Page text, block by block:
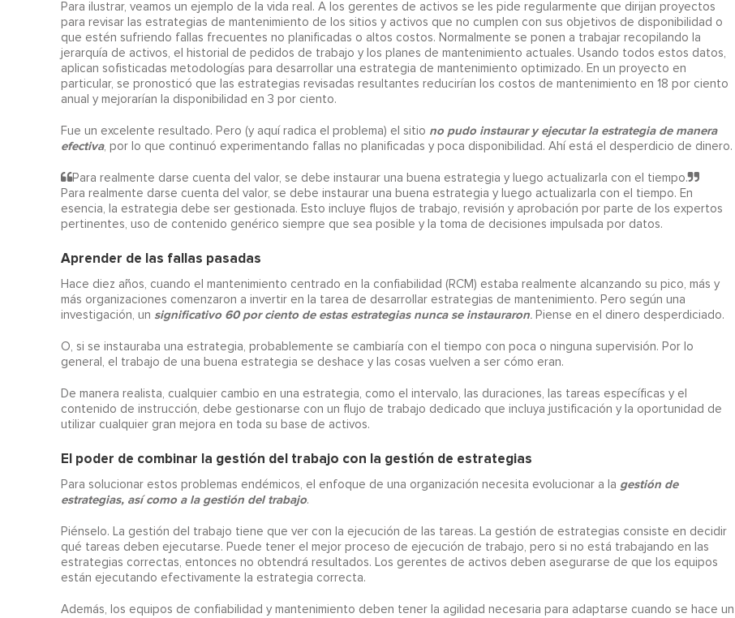
Para ilustrar, veamos un ejemplo de la vida real. A los gerentes de activos se les pide regularmente que dirijan proyectos
para revisar las estrategias de mantenimiento de los sitios y activos que no cumplen con sus objetivos de disponibilidad o
que estén sufriendo fallas frecuentes no planificadas o altos costos. Normalmente se ponen a trabajar recopilando la
jerarquía de activos, el historial de pedidos de trabajo y los planes de mantenimiento actuales. Usando todos estos datos,
aplican sofisticadas metodologías para desarrollar una estrategia de mantenimiento optimizado. En un proyecto en
particular, se pronosticó que las estrategias revisadas resultantes reducirían los costos de mantenimiento en 18 por ciento
anual y mejorarían la disponibilidad en 3 por ciento.
Fue un excelente resultado. Pero (y aquí radica el problema) el sitio no pudo instaurar y ejecutar la estrategia de manera
efectiva, por lo que continuó experimentando fallas no planificadas y poca disponibilidad. Ahí está el desperdicio de dinero.
Para realmente darse cuenta del valor, se debe instaurar una buena estrategia y luego actualizarla con el tiempo.
Para realmente darse cuenta del valor, se debe instaurar una buena estrategia y luego actualizarla con el tiempo. En
esencia, la estrategia debe ser gestionada. Esto incluye flujos de trabajo, revisión y aprobación por parte de los expertos
pertinentes, uso de contenido genérico siempre que sea posible y la toma de decisiones impulsada por datos.
Aprender de las fallas pasadas
Hace diez años, cuando el mantenimiento centrado en la confiabilidad (RCM) estaba realmente alcanzando su pico, más y
más organizaciones comenzaron a invertir en la tarea de desarrollar estrategias de mantenimiento. Pero según una
investigación, un significativo 60 por ciento de estas estrategias nunca se instauraron.Piense en el dinero desperdiciado.
O, si se instauraba una estrategia, probablemente se cambiaría con el tiempo con poca o ninguna supervisión. Por lo
general, el trabajo de una buena estrategia se deshace y las cosas vuelven a ser cómo eran.
De manera realista, cualquier cambio en una estrategia, como el intervalo, las duraciones, las tareas específicas y el
contenido de instrucción, debe gestionarse con un flujo de trabajo dedicado que incluya justificación y la oportunidad de
utilizar cualquier gran mejora en toda su base de activos.
El poder de combinar la gestión del trabajo con la gestión de estrategias
Para solucionar estos problemas endémicos, el enfoque de una organización necesita evolucionar a la gestión de
estrategias, así como a la gestión del trabajo.
Piénselo. La gestión del trabajo tiene que ver con la ejecución de las tareas. La gestión de estrategias consiste en decidir
qué tareas deben ejecutarse. Puede tener el mejor proceso de ejecución de trabajo, pero si no está trabajando en las
estrategias correctas, entonces no obtendrá resultados. Los gerentes de activos deben asegurarse de que los equipos
están ejecutando efectivamente la estrategia correcta.
Además, los equipos de confiabilidad y mantenimiento deben tener la agilidad necesaria para adaptarse cuando se hace un